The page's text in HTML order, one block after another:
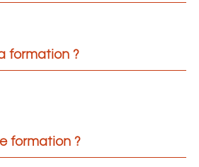
formation ?
formation ?